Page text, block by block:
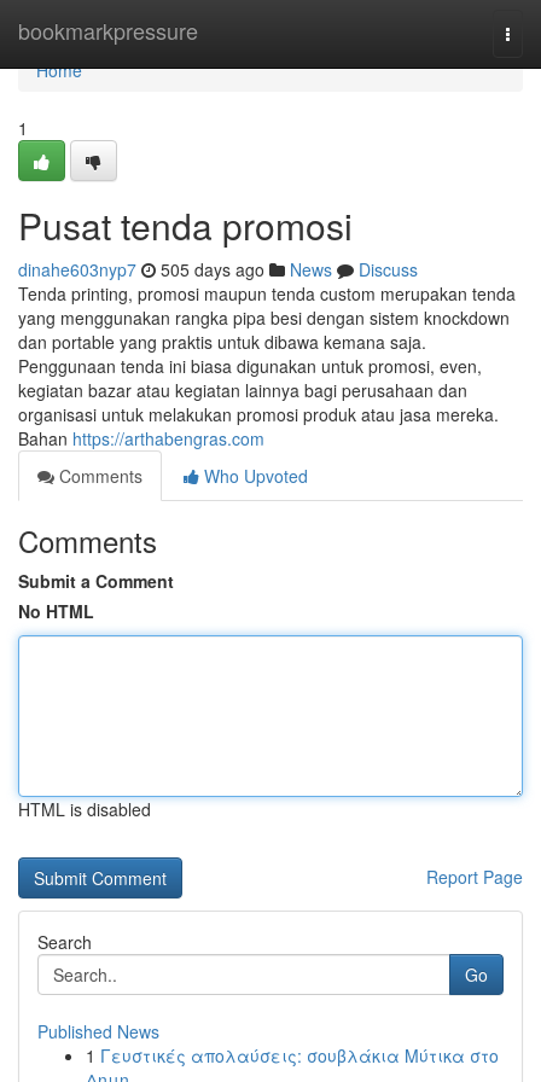
bookmarkpressure
Home
Home
1
Pusat tenda promosi
dinahe603nyp7 505 days ago News
Discuss
Tenda printing, promosi maupun tenda custom merupakan tenda
yang menggunakan rangka pipa besi dengan sistem knockdown
dan portable yang praktis untuk dibawa kemana saja.
Penggunaan tenda ini biasa digunakan untuk promosi, even,
kegiatan bazar atau kegiatan lainnya bagi perusahaan dan
organisasi untuk melakukan promosi produk atau jasa mereka.
Bahan https://arthabengras.com
Comments
Who Upvoted
Comments
Submit a Comment
No HTML
HTML is disabled
Report Page
Search
Go
Published News
1 Γευστικές απολαύσεις: σουβλάκια Μύτικα στο